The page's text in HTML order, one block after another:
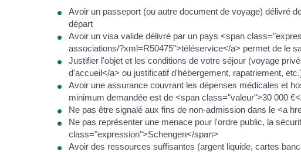
Avoir un passeport (ou autre document de voyage) délivré
départ
Avoir un visa valide délivré par un pays <span
associations/?xml=R50475">téléservice</a> permet de le
Justifier l'objet et les conditions de votre séjour (voyage
d'accueil</a> ou justificatif d'hébergement, rapatriement,
Avoir une assurance couvrant les dépenses médicales et
minimum demandée est de <span class="valeur">30 000
Ne pas être signalé aux fins de non-admission dans le <a
Ne pas représenter une menace pour l'ordre public, la
class="expression">Schengen</span>
Avoir des ressources suffisantes (argent liquide, cartes